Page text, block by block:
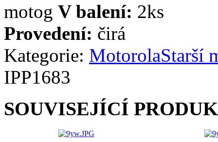
motog V balení: 2ks
Provedení: čirá
Kategorie: MotorolaStarší
IPP1683
SOUVISEJÍCÍ